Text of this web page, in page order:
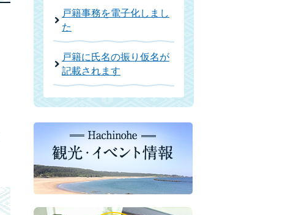
戸籍事務を電子化しまし
た
戸籍に氏名の振り仮名が
記載されます